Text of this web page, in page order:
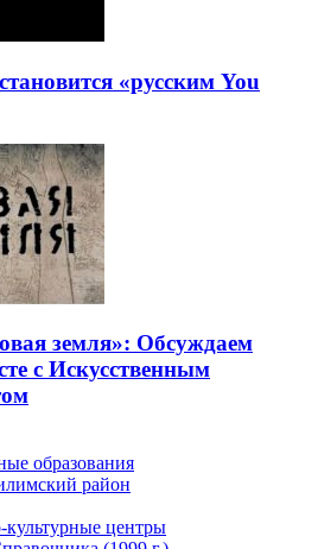
«русским You
земля»: Обсуждаем
с Искусственным
образования
район
центры